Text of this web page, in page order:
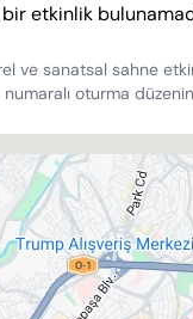
etkinlik
ve sanatsal sahne
oturma